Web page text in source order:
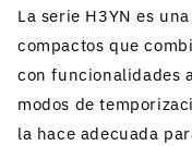
La serie H3YN es
compactos que
con funcionalidades
modos de
la hace adecuada